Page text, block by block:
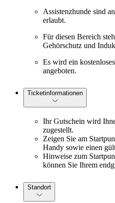
Assistenzhunde sind
erlaubt.
Für diesen Bereich
Gehörschutz und
Es wird ein
angeboten.
Ticketinformationen
Ihr Gutschein wird
zugestellt.
Zeigen Sie am
Handy sowie einen
Hinweise zum
können Sie Ihrem
Standort